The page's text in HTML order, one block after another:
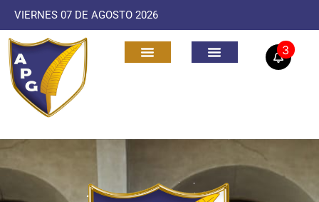
VIERNES 07 DE AGOSTO 2026
3